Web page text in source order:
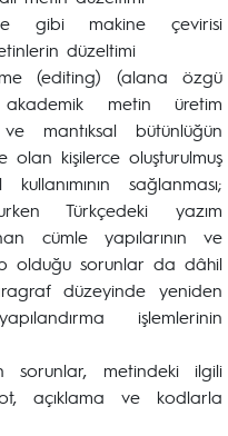
gibi makine çevirisi
düzeltimi
(editing) (alana özgü
metin üretim
mantıksal bütünlüğün
olan kişilerce oluşturulmuş
sağlanması;
Türkçedeki yazım
cümle yapılarının ve
olduğu sorunlar da dâhil
düzeyinde yeniden
işlemlerinin
sorunlar, metindeki ilgili
açıklama ve kodlarla